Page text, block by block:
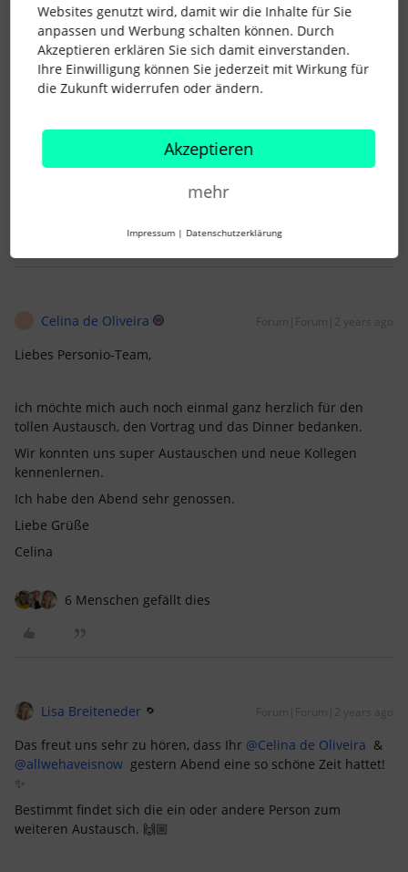
Vielen Dank liebes Personio Team, für den wirklich schönen
Abend und die schöne Location mit dem leckeren Essen!
Wer Lust auf einen HR Austausch im Raum Köln/Düsseldorf
hat, kann sich gerne bei mir melden.
Sarah
Celina de Oliveira Forum|Forum|2 years ago
Liebes Personio-Team,
ich möchte mich auch noch einmal ganz herzlich für den
tollen Austausch, den Vortrag und das Dinner bedanken.
Wir konnten uns super Austauschen und neue Kollegen
kennenlernen.
Ich habe den Abend sehr genossen.
Liebe Grüße
Celina
6 Menschen gefällt dies
Lisa Breiteneder Forum|Forum|2 years ago
Das freut uns sehr zu hören, dass Ihr @Celina de Oliveira &
@allwehaveisnow gestern Abend eine so schöne Zeit hattet!
✨
Bestimmt findet sich die ein oder andere Person zum
weiteren Austausch. 🙌🏼
Websites genutzt wird, damit wir die Inhalte für Sie
anpassen und Werbung schalten können. Durch
Akzeptieren erklären Sie sich damit einverstanden.
Ihre Einwilligung können Sie jederzeit mit Wirkung für
die Zukunft widerrufen oder ändern.
Akzeptieren
mehr
Impressum | Datenschutzerklärung